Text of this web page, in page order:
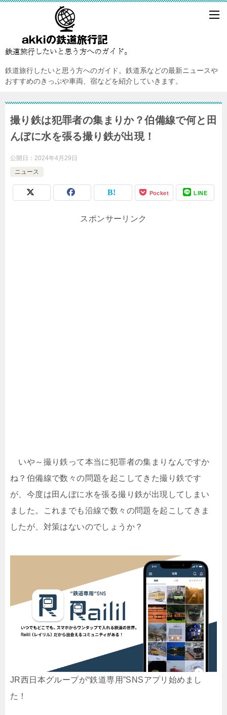
鉄道旅行したいと思う方へのガイド。鉄道系などの最新ニュースや
おすすめのきっぷや車両、宿などを紹介していきます。
撮り鉄は犯罪者の集まりか？伯備線で何と田
んぼに水を張る撮り鉄が出現！
公開日： 2024年4月29日
ニュース
Pocket LINE
スポンサーリンク
いや～撮り鉄って本当に犯罪者の集まりなんですか
ね？伯備線で数々の問題を起こしてきた撮り鉄です
が、今度は田んぼに水を張る撮り鉄が出現してしまい
ました。これまでも沿線で数々の問題を起こしてきま
したが、対策はないのでしょうか？
JR西日本グループが“鉄道専用”SNSアプリ始めまし
た！